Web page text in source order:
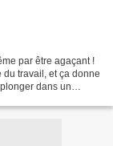
par être agaçant !
travail, et ça donne
dans un